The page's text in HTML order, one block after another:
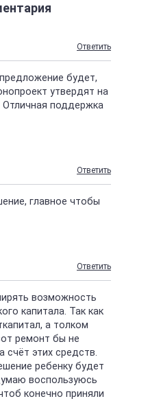
Ответить
будет,
утвердят на
Отличная поддержка
Ответить
главное чтобы
Ответить
возможность
капитала. Так как
а толком
ремонт бы не
счёт этих средств.
ребенку будет
воспользуюсь
конечно приняли